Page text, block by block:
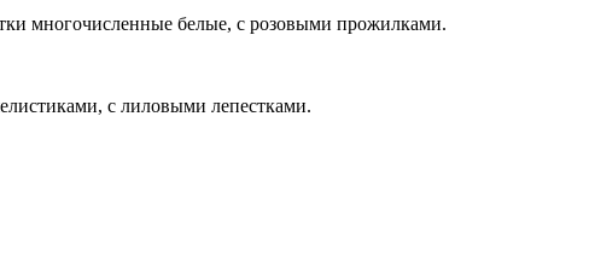
многочисленные белые, с розовыми прожилками.
с лиловыми лепестками.